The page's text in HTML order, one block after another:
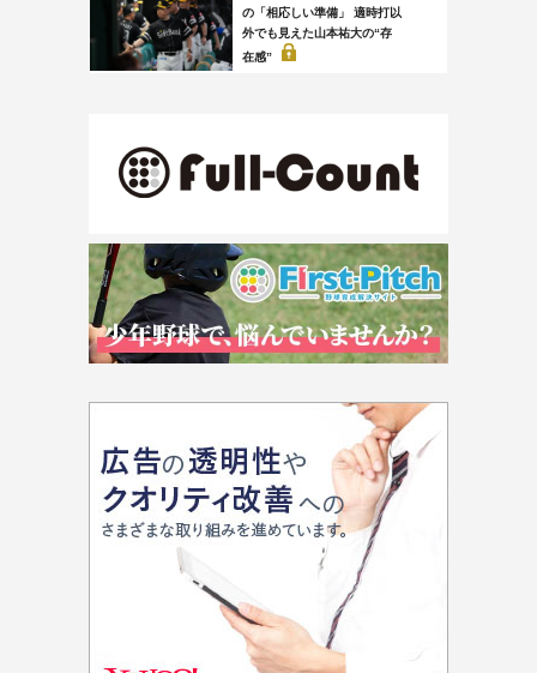
の「相応しい準備」 適時打以
外でも見えた山本祐大の“存
在感”